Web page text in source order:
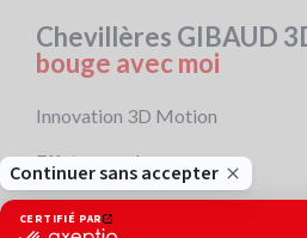
Chevillères GIBAUD
bouge avec moi
Innovation 3D Motion
Effet seconde peau